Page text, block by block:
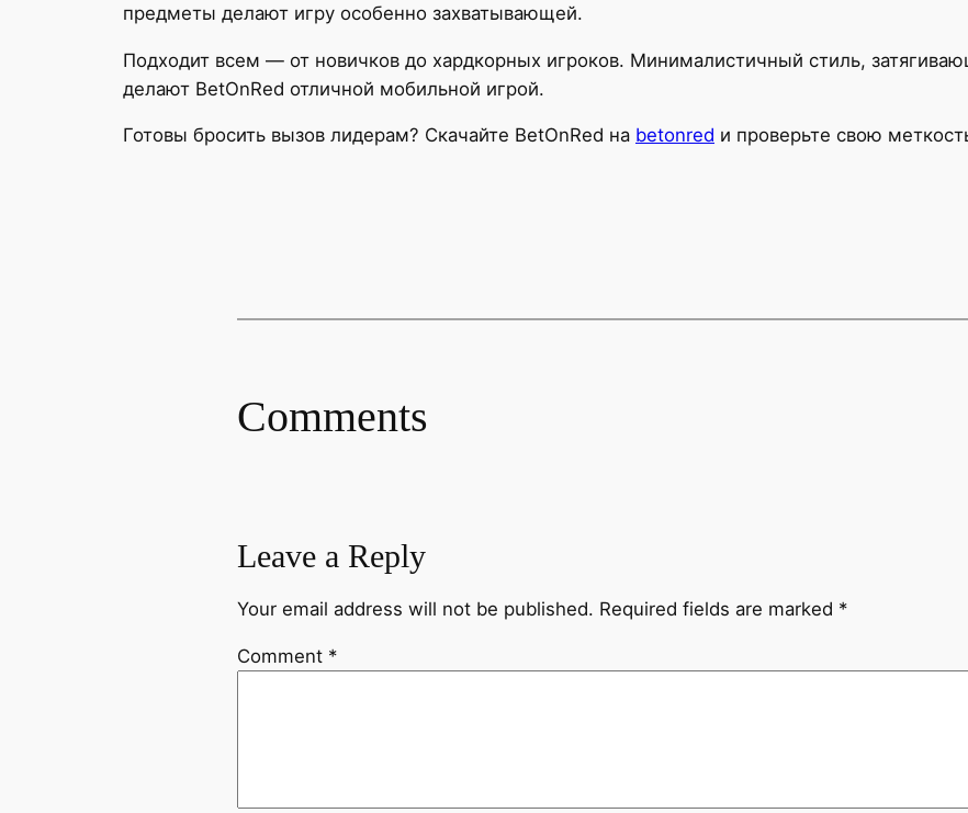
предметы делают игру особенно захватывающей.
Подходит всем — от новичков до хардкорных игроков. Минималистичный стиль,
делают BetOnRed отличной мобильной игрой.
Готовы бросить вызов лидерам? Скачайте BetOnRed на betonred и проверьте свою
Comments
Leave a Reply
Your email address will not be published. Required fields are marked *
Comment *